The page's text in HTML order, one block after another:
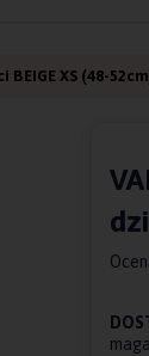
BEIGE XS (48-